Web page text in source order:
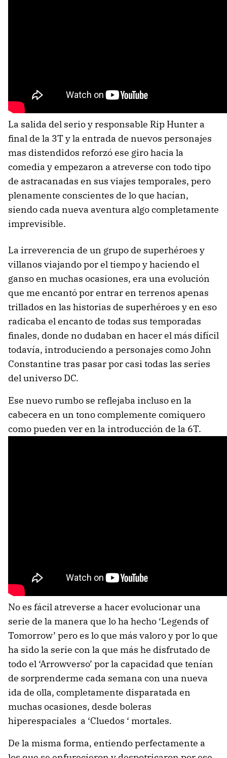
La salida del serio y responsable Rip Hunter a
final de la 3T y la entrada de nuevos personajes
mas distendidos reforzó ese giro hacia la
comedia y empezaron a atreverse con todo tipo
de astracanadas en sus viajes temporales, pero
plenamente conscientes de lo que hacían,
siendo cada nueva aventura algo completamente
imprevisible.
La irreverencia de un grupo de superhéroes y
villanos viajando por el tiempo y haciendo el
ganso en muchas ocasiones, era una evolución
que me encantó por entrar en terrenos apenas
trillados en las historias de superhéroes y en eso
radicaba el encanto de todas sus temporadas
finales, donde no dudaban en hacer el más difícil
todavía, introduciendo a personajes como John
Constantine tras pasar por casi todas las series
del universo DC.
Ese nuevo rumbo se reflejaba incluso en la
cabecera en un tono complemente comiquero
como pueden ver en la introducción de la 6T.
No es fácil atreverse a hacer evolucionar una
serie de la manera que lo ha hecho ‘Legends of
Tomorrow’ pero es lo que más valoro y por lo que
ha sido la serie con la que más he disfrutado de
todo el ‘Arrowverso’ por la capacidad que tenían
de sorprenderme cada semana con una nueva
ida de olla, completamente disparatada en
muchas ocasiones, desde boleras
hiperespaciales a ‘Cluedos ‘ mortales.
De la misma forma, entiendo perfectamente a